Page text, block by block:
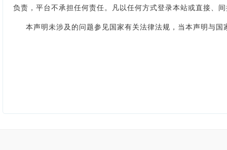
负责，平台不承担任何责任。凡以任何方式登录本站或直接、
本声明未涉及的问题参见国家有关法律法规，当本声明与国